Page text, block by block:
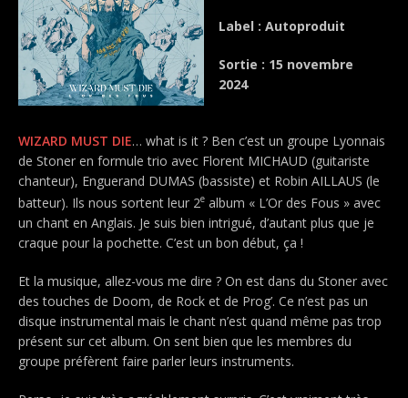
Label : Autoproduit
Sortie : 15 novembre
2024
WIZARD MUST DIE… what is it ? Ben c’est un groupe Lyonnais
de Stoner en formule trio avec Florent MICHAUD (guitariste
chanteur), Enguerand DUMAS (bassiste) et Robin AILLAUS (le
batteur). Ils nous sortent leur 2e album « L’Or des Fous » avec
un chant en Anglais. Je suis bien intrigué, d’autant plus que je
craque pour la pochette. C’est un bon début, ça !
Et la musique, allez-vous me dire ? On est dans du Stoner avec
des touches de Doom, de Rock et de Prog’. Ce n’est pas un
disque instrumental mais le chant n’est quand même pas trop
présent sur cet album. On sent bien que les membres du
groupe préfèrent faire parler leurs instruments.